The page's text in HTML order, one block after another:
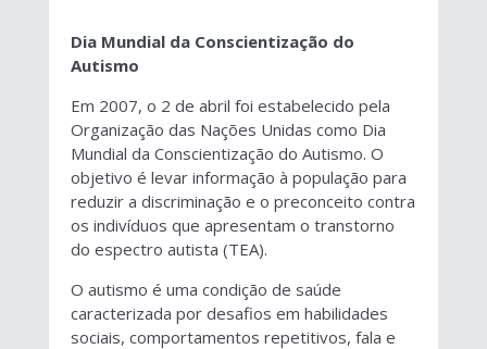
Dia Mundial da Conscientização do
Autismo
Em 2007, o 2 de abril foi estabelecido pela
Organização das Nações Unidas como Dia
Mundial da Conscientização do Autismo. O
objetivo é levar informação à população para
reduzir a discriminação e o preconceito contra
os indivíduos que apresentam o transtorno
do espectro autista (TEA).
O autismo é uma condição de saúde
caracterizada por desafios em habilidades
sociais, comportamentos repetitivos, fala e